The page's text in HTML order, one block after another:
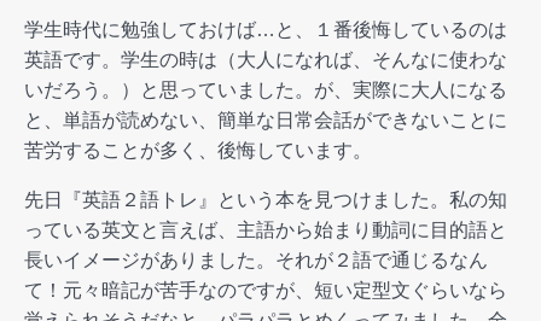
学生時代に勉強しておけば…と、１番後悔しているのは
英語です。学生の時は（大人になれば、そんなに使わな
いだろう。）と思っていました。が、実際に大人になる
と、単語が読めない、簡単な日常会話ができないことに
苦労することが多く、後悔しています。
先日『英語２語トレ』という本を見つけました。私の知
っている英文と言えば、主語から始まり動詞に目的語と
長いイメージがありました。それが２語で通じるなん
て！元々暗記が苦手なのですが、短い定型文ぐらいなら